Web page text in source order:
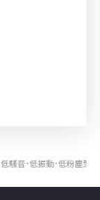
低騒音･低振動･低粉塵型